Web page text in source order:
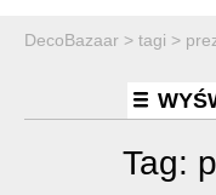
DecoBazaar > tagi >
Tag: